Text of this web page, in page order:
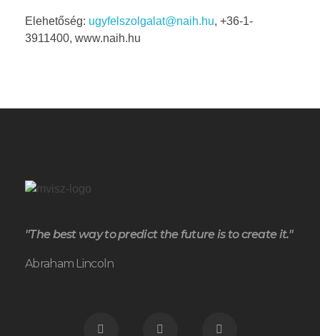
Elehetőség: ugyfelszolgalat@naih.hu, +36-1-
3911400, www.naih.hu
"The best way to predict the future is to create it."
Abraham Lincoln